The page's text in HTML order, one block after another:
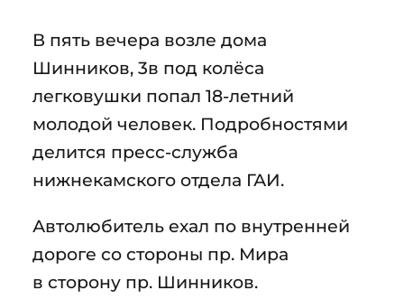
В пять вечера возле дома
Шинников, 3в под колёса
легковушки попал 18-летний
молодой человек. Подробностями
делится пресс-служба
нижнекамского отдела ГАИ.
Автолюбитель ехал по внутренней
дороге со стороны пр. Мира
в сторону пр. Шинников.